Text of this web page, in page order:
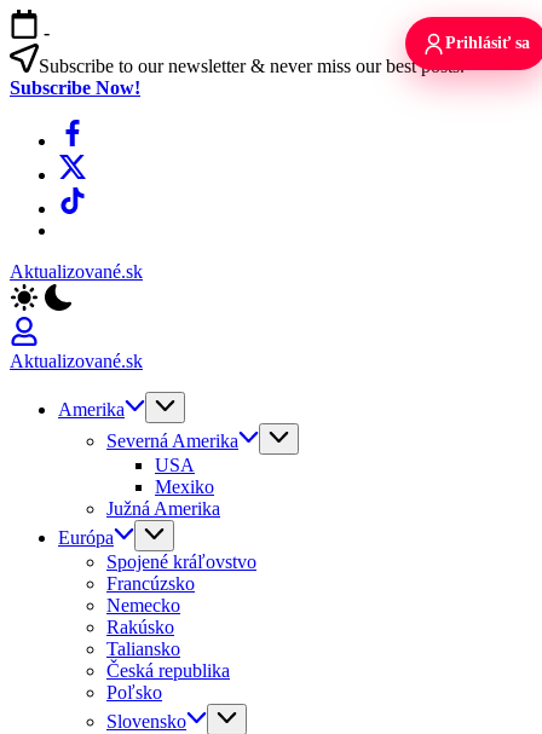
Skip
to
content
-
Subscribe to our newsletter & never miss our best posts.
Subscribe Now!
Facebook
X
TikTok
Aktualizované.sk
Aktualizované.sk
Amerika
Severná Amerika
USA
Mexiko
Južná Amerika
Európa
Spojené kráľovstvo
Francúzsko
Nemecko
Rakúsko
Taliansko
Česká republika
Poľsko
Slovensko
Prihlásiť sa